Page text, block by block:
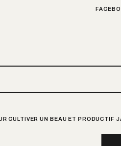
CULTIVER UN BEAU ET PRODUCTIF